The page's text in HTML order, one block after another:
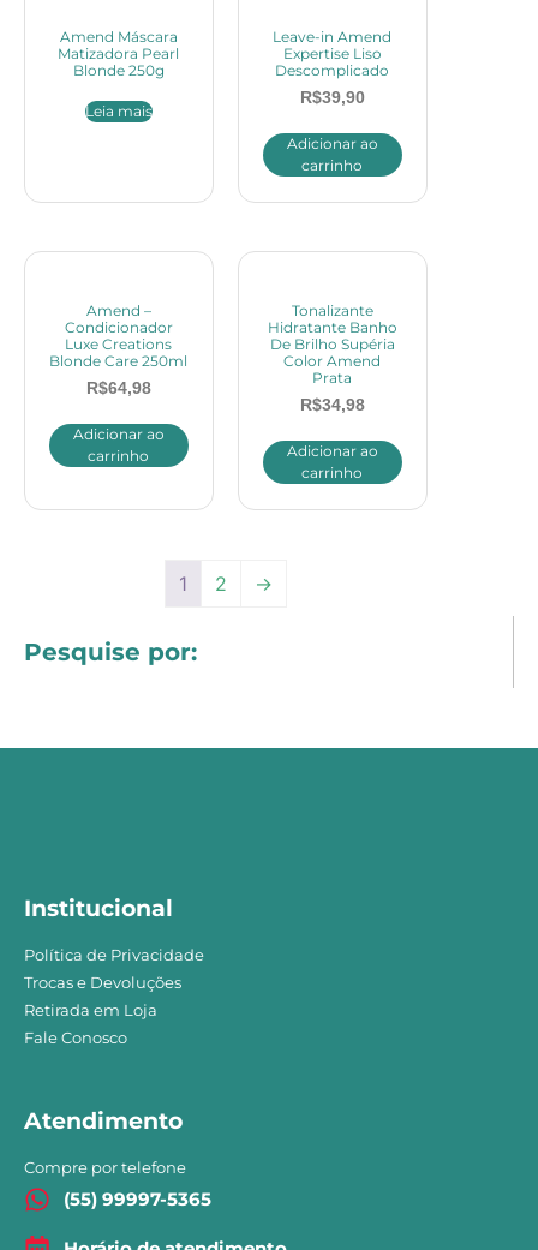
Pesquise por:
Amend Máscara
Matizadora Pearl
Blonde 250g
Leia mais
Leave-in Amend
Expertise Liso
Descomplicado
R$39,90
Adicionar ao
carrinho
Amend –
Condicionador
Luxe Creations
Blonde Care 250ml
R$64,98
Adicionar ao
carrinho
Tonalizante
Hidratante Banho
De Brilho Supéria
Color Amend
Prata
R$34,98
Adicionar ao
carrinho
1 2 →
Institucional
Política de Privacidade
Trocas e Devoluções
Retirada em Loja
Fale Conosco
Atendimento
Compre por telefone
(55) 99997-5365